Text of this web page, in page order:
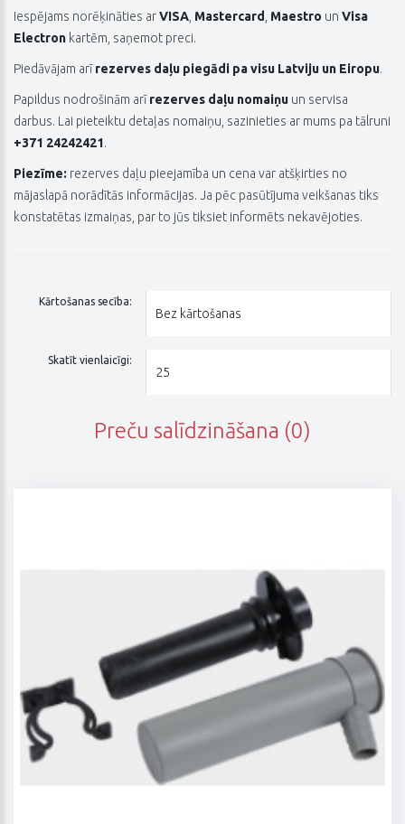
Iespējams norēķināties arVISA Mastercard Maestro un Visa
Electron kartēm, saņemot preci.
Piedāvājam arīrezerves daļu piegādi pa visu Latviju un Eiropu.
Papildus nodrošinām arīrezerves daļu nomaiņu un servisa
darbus. Lai pieteiktu detaļas nomaiņu, sazinieties ar mums pa tālruni
+371 24242421.
Piezīme: rezerves daļu pieejamība un cena var atšķirties no
mājaslapā norādītās informācijas. Ja pēc pasūtījuma veikšanas tiks
konstatētas izmaiņas, par to jūs tiksiet informēts nekavējoties.
Kārtošanas secība:
Skatīt vienlaicīgi:
Preču salīdzināšana (0)